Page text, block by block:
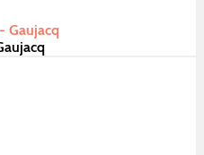
Gaujacq